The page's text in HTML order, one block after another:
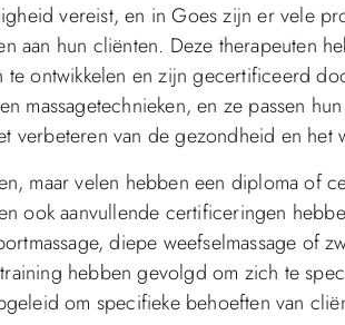
vereist, en in Goes zijn er vele
aan hun cliënten. Deze therapeuten
ontwikkelen en zijn gecertificeerd
massagetechnieken, en ze passen
van de gezondheid en het
maar velen hebben een diploma of
ook aanvullende certificeringen
diepe weefselmassage of
hebben gevolgd om zich te
om specifieke behoeften van